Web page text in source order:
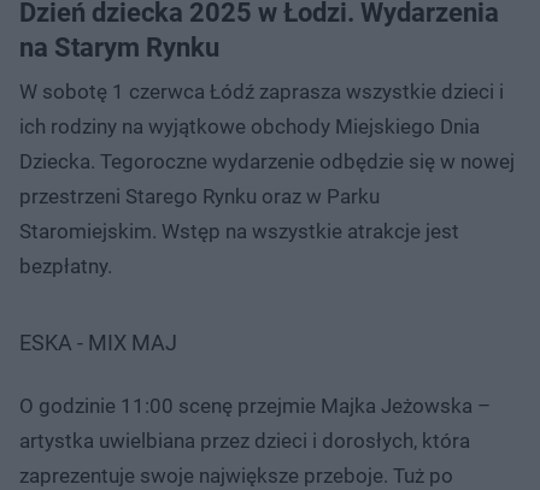
Dzień dziecka 2025 w Łodzi. Wydarzenia
na Starym Rynku
W sobotę 1 czerwca Łódź zaprasza wszystkie dzieci i
ich rodziny na wyjątkowe obchody Miejskiego Dnia
Dziecka. Tegoroczne wydarzenie odbędzie się w nowej
przestrzeni Starego Rynku oraz w Parku
Staromiejskim. Wstęp na wszystkie atrakcje jest
bezpłatny.
ESKA - MIX MAJ
O godzinie 11:00 scenę przejmie Majka Jeżowska –
artystka uwielbiana przez dzieci i dorosłych, która
zaprezentuje swoje największe przeboje. Tuż po